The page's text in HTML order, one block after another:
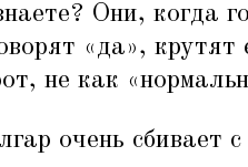
Они, когда
«да», крутят
не как «
очень сбивает